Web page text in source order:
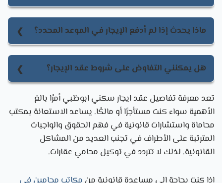
نعم، يمكنك إنهاء عقد الإيجار السكني قبل موعده،
ولكن يجب أن يكون هناك سبب قانوني مقبول أو أن
يتضمن العقد شروطًا تتيح ذلك.
ماذا يحدث إذا لم أدفع الإيجار في الموعد المحدد؟
ما يحدث إذا لم تدفع الإيجار في الموعد المحدد، هو أن
للمالك يتخذ إجراءات قانونية، مثل فرض غرامات أو إنهاء
هل يمكنني التفاوض على شروط عقد الإيجار؟
نعم، يمكن للمستأجر التفاوض على شروط عقد الإيجار
مع المالك مثل مدة العقد أو مبلغ الإيجار.
تعد معرفة تفاصيل عقد ايجار سكني ابوظبي أمرًا بالغ
الأهمية سواء كنت مستأجرًا أو مالكًا. يساعد الاستعانة بمكتب
محاماة واستشارات قانونية في فهم الحقوق والواجبات
المترتبة على الأطراف في تجنب العديد من المشاكل
القانونية. لذلك لا تتردد في توكيل محامي عقارات.
إذا كنت بحاجة إلى مساعدة قانونية من مكاتب محامين في